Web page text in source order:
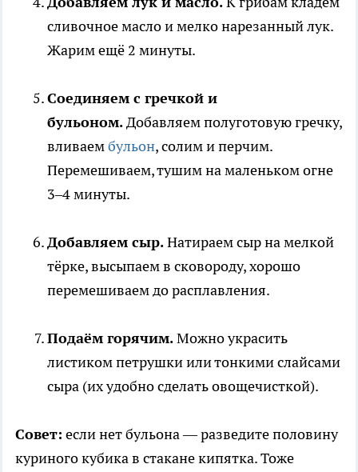
сливочное масло и мелко нарезанный лук.
Жарим ещё 2 минуты.
Соединяем с гречкой и
бульоном.Добавляем полуготовую гречку,
вливаембульон, солим и перчим.
Перемешиваем, тушим на маленьком огне
3–4 минуты.
Добавляем сыр.Натираем сыр на мелкой
тёрке, высыпаем в сковороду, хорошо
перемешиваем до расплавления.
Подаём горячим.Можно украсить
листиком петрушки или тонкими слайсами
сыра (их удобно сделать овощечисткой).
Совет: если нет бульона — разведите половину
куриного кубика в стакане кипятка. Тоже